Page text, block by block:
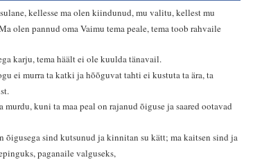
sulane, kellesse ma olen kiindunud, mu valitu, kellest mu
olen pannud oma Vaimu tema peale, tema toob rahvaile
karju, tema häält ei ole kuulda tänavail.
ei murra ta katki ja hõõguvat tahti ei kustuta ta ära, ta
murdu, kuni ta maa peal on rajanud õiguse ja saared ootavad
õigusega sind kutsunud ja kinnitan su kätt; ma kaitsen sind ja
paganaile valguseks,